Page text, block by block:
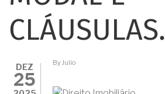
CLÁUSULAS.
DEZ
25
By Julio